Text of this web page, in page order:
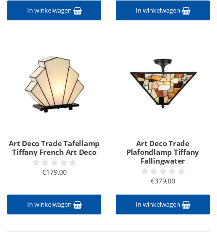
In winkelwagen In winkelwagen
Art Deco Trade Tafellamp
Tiffany French Art Deco
€179,00
In winkelwagen
Art Deco Trade
Plafondlamp Tiffany
Fallingwater
€379,00
In winkelwagen